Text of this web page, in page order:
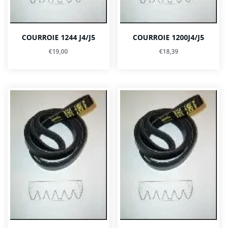
COURROIE 1244 J4/J5
€19,00
COURROIE 1200J4/J5
€18,39